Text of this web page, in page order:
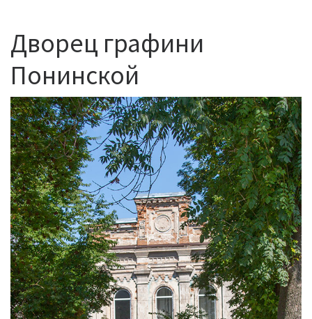
Дворец графини
Понинской